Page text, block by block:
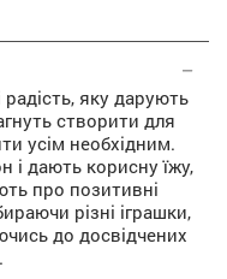
яку дарують
створити для
усім необхідним.
і дають корисну їжу,
про позитивні
різні іграшки,
до досвідчених